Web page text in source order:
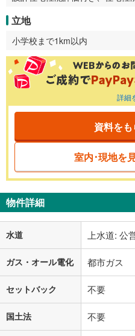
立地
小学校まで1km以内
詳細
資料をも
室内･現地を
物件詳細
水道 上水道: 公
ガス・オール電化 都市ガス
セットバック 不要
国土法 不要